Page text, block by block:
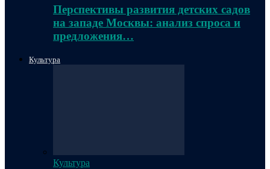
Перспективы развития детских садов
на западе Москвы: анализ спроса и
предложения…
Культура
Культура